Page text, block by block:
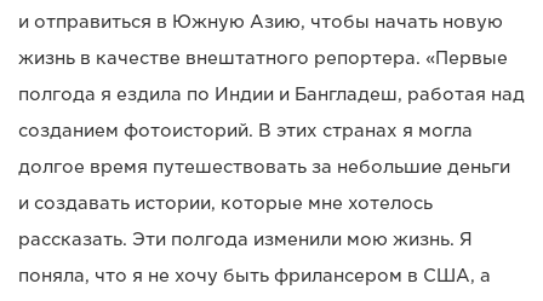
и отправиться в Южную Азию, чтобы начать новую
жизнь в качестве внештатного репортера. «Первые
полгода я ездила по Индии и Бангладеш, работая над
созданием фотоисторий. В этих странах я могла
долгое время путешествовать за небольшие деньги
и создавать истории, которые мне хотелось
рассказать. Эти полгода изменили мою жизнь. Я
поняла, что я не хочу быть фрилансером в США, а